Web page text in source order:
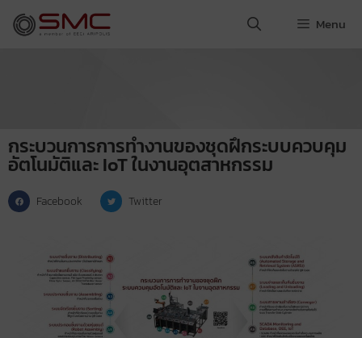
Menu
กระบวนการการทำงานของชุดฝึกระบบควบคุม
อัตโนมัติและ IoT ในงานอุตสาหกรรม
Facebook Twitter